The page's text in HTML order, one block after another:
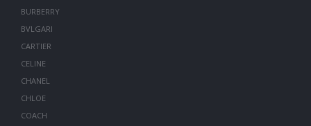
BURBERRY
BVLGARI
CARTIER
CELINE
CHANEL
CHLOE
COACH